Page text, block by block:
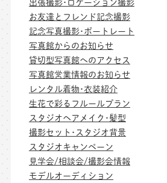
出張撮影･ロケーション撮影
お友達とフレンド記念撮影
記念写真撮影･ポートレート
写真館からのお知らせ
貸切型写真館へのアクセス
写真館営業情報のお知らせ
レンタル着物･衣装紹介
生花で彩るフルールプラン
スタジオヘアメイク･髪型
撮影セット･スタジオ背景
スタジオキャンペーン
見学会/相談会/撮影会情報
モデルオーディション